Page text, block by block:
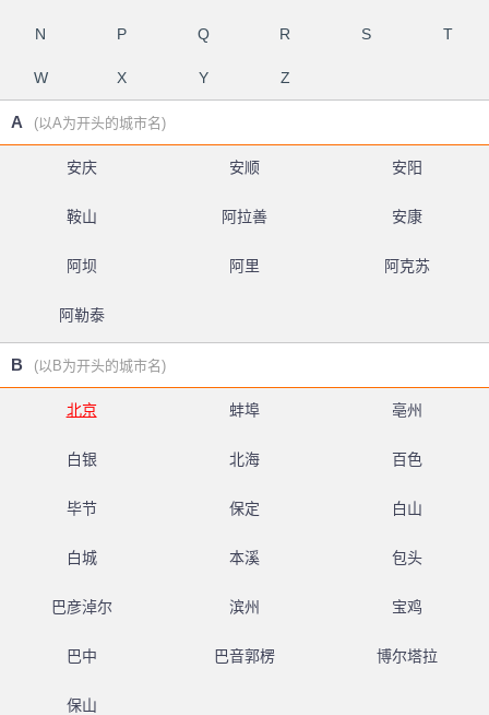
N P Q R S T
W X Y Z
A (以A为开头的城市名)
安庆 安顺 安阳
鞍山 阿拉善 安康
阿坝 阿里 阿克苏
阿勒泰
B (以B为开头的城市名)
北京 蚌埠 亳州
白银 北海 百色
毕节 保定 白山
白城 本溪 包头
巴彦淖尔 滨州 宝鸡
巴中 巴音郭楞 博尔塔拉
保山